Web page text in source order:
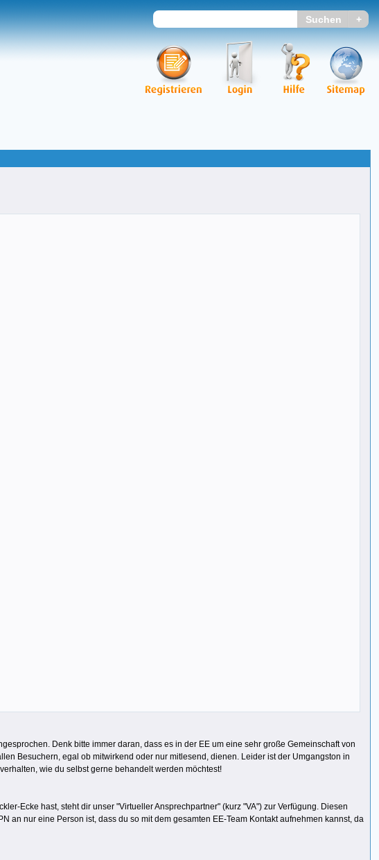
Denk bitte immer daran, dass es in der EE um eine sehr große Gemeinschaft von
Besuchern, egal ob mitwirkend oder nur mitlesend, dienen. Leider ist der Umgangston in
wie du selbst gerne behandelt werden möchtest!
Ecke hast, steht dir unser "Virtueller Ansprechpartner" (kurz "VA") zur Verfügung. Diesen
an nur eine Person ist, dass du so mit dem gesamten EE-Team Kontakt aufnehmen kannst, da